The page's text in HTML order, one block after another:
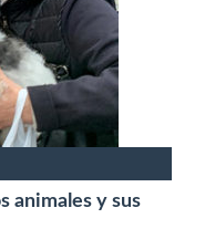
animales y sus